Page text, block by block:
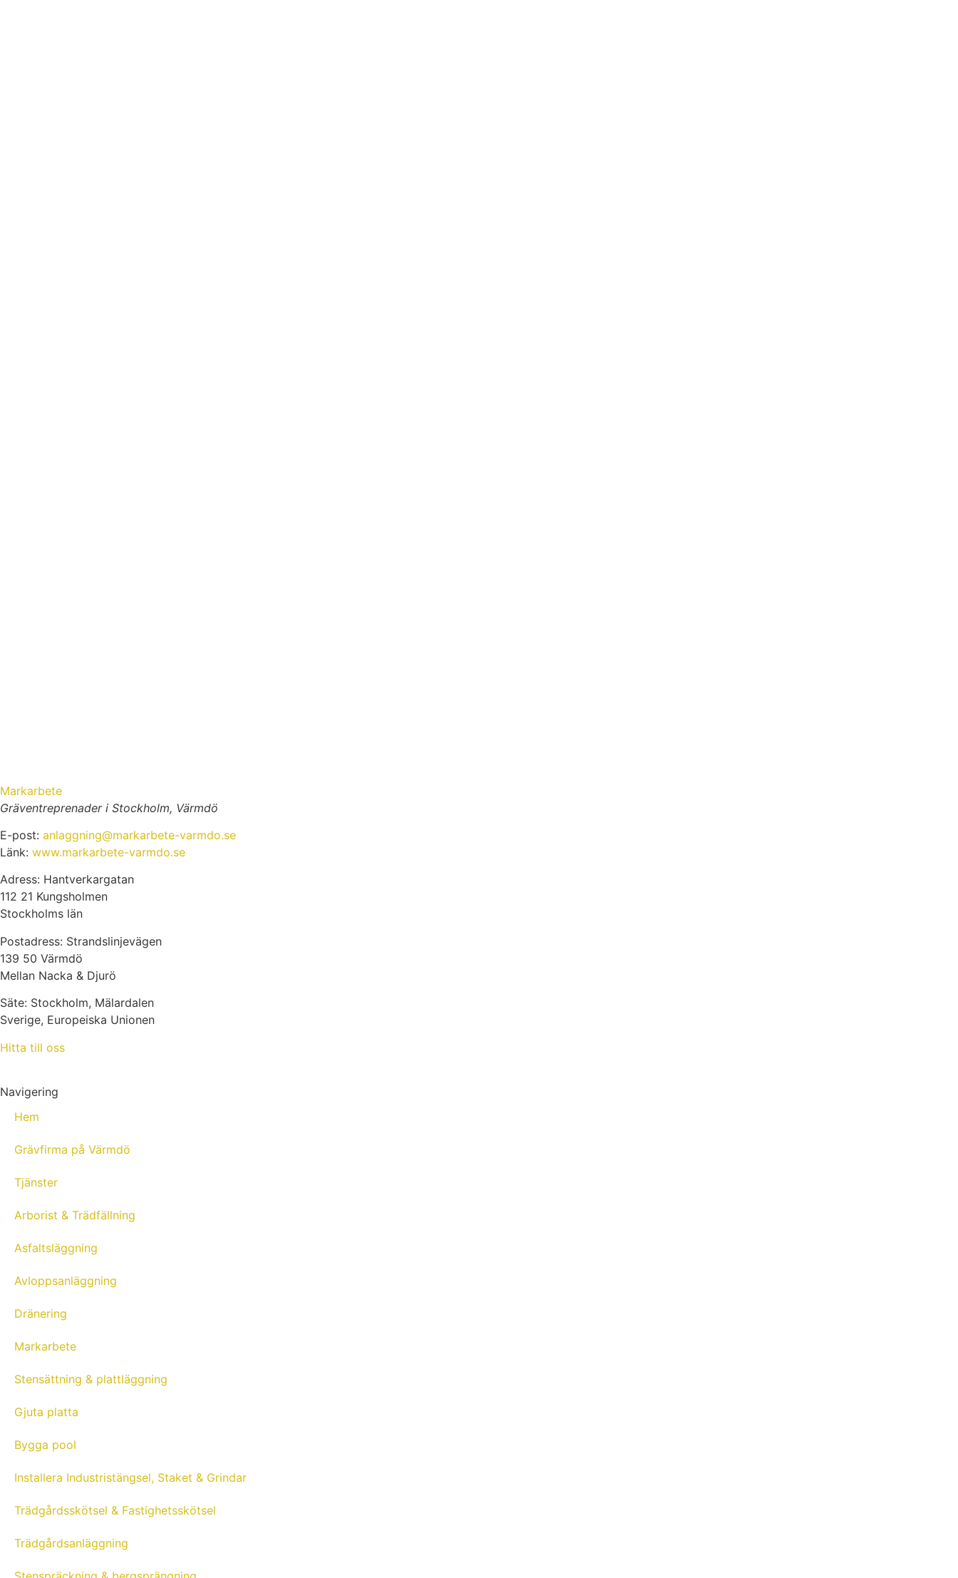
Markarbete
Gräventreprenader i Stockholm, Värmdö
E-post: anlaggning@markarbete-varmdo.se
Länk: www.markarbete-varmdo.se
Adress: Hantverkargatan
112 21 Kungsholmen
Stockholms län
Postadress: Strandslinjevägen
139 50 Värmdö
Mellan Nacka & Djurö
Säte: Stockholm, Mälardalen
Sverige, Europeiska Unionen
Hitta till oss
Navigering
Hem
Grävfirma på Värmdö
Tjänster
Arborist & Trädfällning
Asfaltsläggning
Avloppsanläggning
Dränering
Markarbete
Stensättning & plattläggning
Gjuta platta
Bygga pool
Installera Industristängsel, Staket & Grindar
Trädgårdsskötsel & Fastighetsskötsel
Trädgårdsanläggning